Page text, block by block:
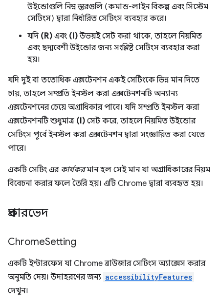
উইন্ডোগুলি নিম্ন স্তরগুলি (কমান্ড-লাইন বিকল্প এবং সিস্টেম
সেটিংস) দ্বারা নির্ধারিত সেটিংস ব্যবহার করে।
যদি (R) এবং (I)উভয়ই সেট করা থাকে, তাহলে নিয়মিত
এবং ছদ্মবেশী উইন্ডোর জন্য সংশ্লিষ্ট সেটিংস ব্যবহার করা
হয়।
যদি দুই বা ততোধিক এক্সটেনশন একই সেটিংকে ভিন্ন মান দিতে
চায়, তাহলে সম্প্রতি ইনস্টল করা এক্সটেনশনটি অন্যান্য
এক্সটেনশনের চেয়ে অগ্রাধিকার পাবে। যদি সম্প্রতি ইনস্টল করা
এক্সটেনশনটি শুধুমাত্র (I) সেট করে, তাহলে নিয়মিত উইন্ডোর
সেটিংস পূর্বে ইনস্টল করা এক্সটেনশন দ্বারা সংজ্ঞায়িত করা যেতে
পারে।
একটি সেটিং এর কার্যকরমান হল সেই মান যা অগ্রাধিকারের নিয়ম
বিবেচনা করার ফলে তৈরি হয়। এটি Chrome দ্বারা ব্যবহৃত হয়।
প্রকারভেদ
ChromeSetting
একটি ইন্টারফেস যা Chrome ব্রাউজার সেটিংস অ্যাক্সেস করার
অনুমতি দেয়। উদাহরণের জন্য accessibilityFeatures
দেখুন।